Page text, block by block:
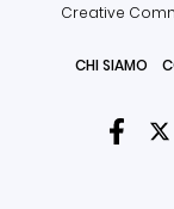
Creative
CHI SIAMO